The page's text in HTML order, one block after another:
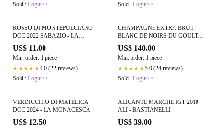
Sold : Login>>
Sold : Login>>
ROSSO DI MONTEPULCIANO
DOC 2022 SABAZIO - LA
BRACCESCA MARCHESI
ANTINORI
US$ 11.00
Min. order: 1 piece
★★★★★4.0 (22 reviews)
Sold : Login>>
CHAMPAGNE EXTRA BRUT
BLANC DE NOIRS DU GOULTE
2015 - MARIE NOELLE LEDRU
US$ 140.00
Min. order: 1 piece
★★★★★5.0 (24 reviews)
Sold : Login>>
VERDICCHIO DI MATELICA
DOC 2024 - LA MONACESCA
US$ 12.50
ALICANTE MARCHE IGT 2019
ALI - BASTIANELLI
US$ 39.00